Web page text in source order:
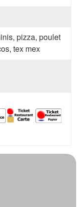
pizza, poulet
tex mex